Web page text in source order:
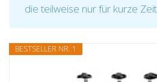
die teilweise nur für kurze
BESTSELLER NR. 1